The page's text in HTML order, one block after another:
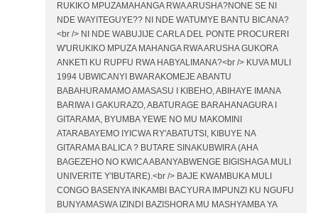
RUKIKO MPUZAMAHANGA RWA ARUSHA?NONE SE NI
NDE WAYITEGUYE?? NI NDE WATUMYE BANTU BICANA?
<br /> NI NDE WABUJIJE CARLA DEL PONTE PROCURERI
W'URUKIKO MPUZA MAHANGA RWA ARUSHA GUKORA
ANKETI KU RUPFU RWA HABYALIMANA?<br /> KUVA MULI
1994 UBWICANYI BWARAKOMEJE ABANTU
BABAHURAMAMO AMASASU I KIBEHO, ABIHAYE IMANA
BARIWA I GAKURAZO, ABATURAGE BARAHANAGURA I
GITARAMA, BYUMBA YEWE NO MU MAKOMINI
ATARABAYEMO IYICWA RY'ABATUTSI, KIBUYE NA
GITARAMA BALICA ? BUTARE SINAKUBWIRA (AHA
BAGEZEHO NO KWICA ABANYABWENGE BIGISHAGA MULI
UNIVERITE Y'IBUTARE).<br /> BAJE KWAMBUKA MULI
CONGO BASENYA INKAMBI BACYURA IMPUNZI KU NGUFU
BUNYAMASWA IZINDI BAZISHORA MU MASHYAMBA YA